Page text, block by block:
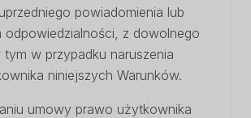
powiadomienia lub
odpowiedzialności, z dowolnego
w przypadku naruszenia
niniejszych Warunków.
umowy prawo użytkownika